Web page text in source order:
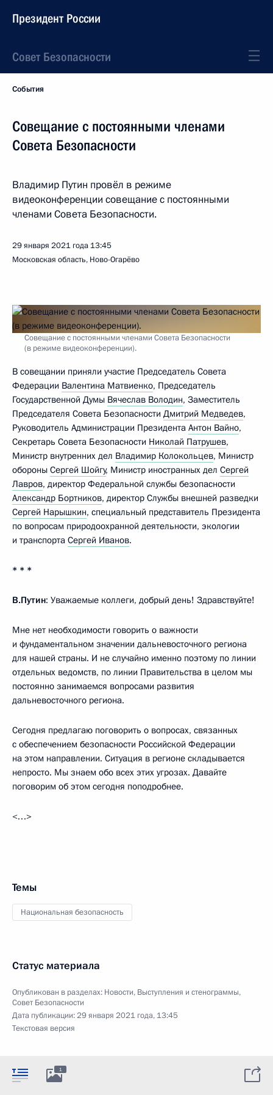
Президент России
Совет Безопасности
События
Совещание с постоянными членами
Совета Безопасности
Владимир Путин провёл в режиме
видеоконференции совещание с постоянными
членами Совета Безопасности.
29 января 2021 года 13:45
Московская область, Ново-Огарёво
Совещание с постоянными членами Совета Безопасности
(в режиме видеоконференции).
В совещании приняли участие Председатель Совета
Федерации Валентина Матвиенко, Председатель
Государственной Думы Вячеслав Володин, Заместитель
Председателя Совета Безопасности Дмитрий Медведев,
Руководитель Администрации Президента Антон Вайно,
Секретарь Совета Безопасности Николай Патрушев,
Министр внутренних дел Владимир Колокольцев, Министр
обороны Сергей Шойгу, Министр иностранных дел Сергей
Лавров, директор Федеральной службы безопасности
Александр Бортников, директор Службы внешней разведки
Сергей Нарышкин, специальный представитель Президента
по вопросам природоохранной деятельности, экологии
и транспорта Сергей Иванов.
* * *
В.Путин: Уважаемые коллеги, добрый день! Здравствуйте!
Мне нет необходимости говорить о важности
и фундаментальном значении дальневосточного региона
для нашей страны. И не случайно именно поэтому по линии
отдельных ведомств, по линии Правительства в целом мы
постоянно занимаемся вопросами развития
дальневосточного региона.
Сегодня предлагаю поговорить о вопросах, связанных
с обеспечением безопасности Российской Федерации
на этом направлении. Ситуация в регионе складывается
непросто. Мы знаем обо всех этих угрозах. Давайте
поговорим об этом сегодня поподробнее.
<…>
Темы
Национальная безопасность
Статус материала
Опубликован в разделах: Новости, Выступления и стенограммы,
Совет Безопасности
Дата публикации:29 января 2021 года, 13:45
Текстовая версия
1